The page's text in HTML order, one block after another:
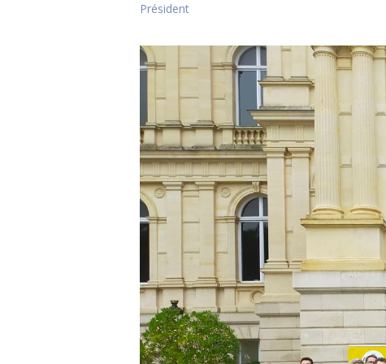
Président